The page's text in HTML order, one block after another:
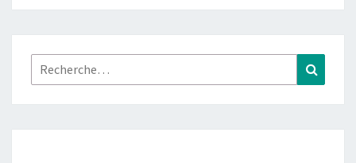
Rechercher :